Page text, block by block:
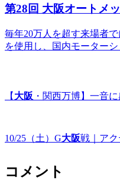
第28回 大阪オートメ
毎年20万人を超す来場者
を使用し、国内モーター
【 大阪 ・関西万博】一音
10/25（土）G大阪戦｜ア
コメント